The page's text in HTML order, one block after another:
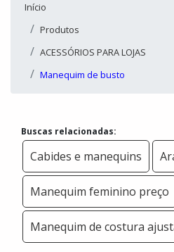
Início
Produtos
ACESSÓRIOS PARA LOJAS
Manequim de busto
Buscas relacionadas:
Cabides e manequins
Manequim feminino preço
Manequim de costura